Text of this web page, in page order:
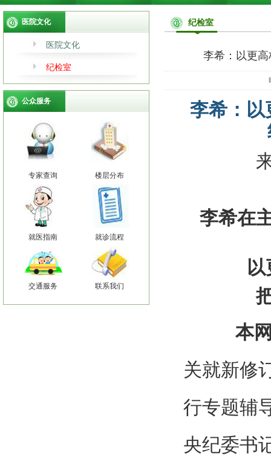
医院文化
医院文化
纪检室
公众服务
专家查询 楼层分布
就医指南 就诊流程
交通服务 联系我们
纪检室
李希：以更
李希：以
李希在
以
本
关就新修
行专题辅
央纪委书